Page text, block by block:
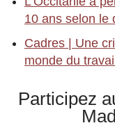
10 ans selon le
Cadres | Une
monde du
Participez